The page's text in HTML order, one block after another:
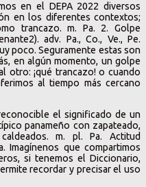
en el DEPA 2022 diversos
en los diferentes contextos;
trancazo. m. Pa. 2. Golpe
adv. Pa., Co., Ve., Pe.
poco. Seguramente estas son
en algún momento, un golpe
otro: ¡qué trancazo! o cuando
al tiempo más cercano
el significado de un
panameño con zapateado,
m. pl. Pa. Actitud
Imagínenos que compartimos
si tenemos el Diccionario,
recordar y precisar el uso